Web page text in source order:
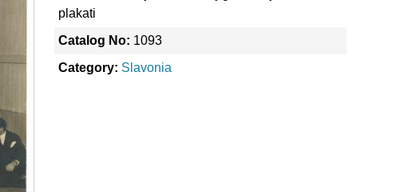
plakati
Catalog No: 1093
Category: Slavonia